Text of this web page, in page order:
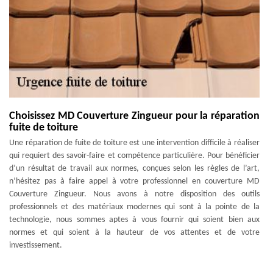
Choisissez MD Couverture Zingueur pour la réparation
fuite de toiture
Une réparation de fuite de toiture est une intervention difficile à réaliser
qui requiert des savoir-faire et compétence particulière. Pour bénéficier
d’un résultat de travail aux normes, conçues selon les règles de l’art,
n’hésitez pas à faire appel à votre professionnel en couverture MD
Couverture Zingueur. Nous avons à notre disposition des outils
professionnels et des matériaux modernes qui sont à la pointe de la
technologie, nous sommes aptes à vous fournir qui soient bien aux
normes et qui soient à la hauteur de vos attentes et de votre
investissement.